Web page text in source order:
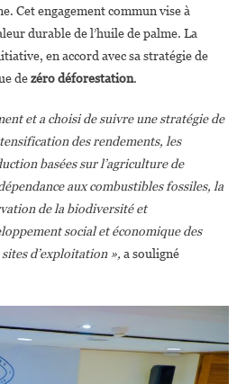
Cet engagement commun vise à
durable de l’huile de palme. La
en accord avec sa stratégie de
dezéro déforestation.
et a choisi de suivre une stratégie de
des rendements, les
basées sur l’agriculture de
aux combustibles fossiles, la
de la biodiversité et
social et économique des
d’exploitation », a souligné